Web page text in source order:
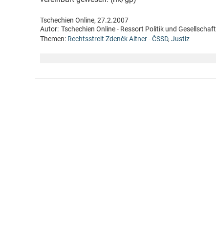
Tschechien Online, 27.2.2007
Autor: Tschechien Online - Ressort Politik und Gesellschaft
Themen: Rechtsstreit Zdeněk Altner - ČSSD, Justiz